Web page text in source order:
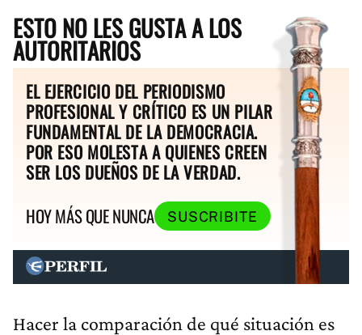
ESTO NO LES GUSTA A LOS
AUTORITARIOS
EL EJERCICIO DEL PERIODISMO
PROFESIONAL Y CRÍTICO ES UN PILAR
FUNDAMENTAL DE LA DEMOCRACIA.
POR ESO MOLESTA A QUIENES CREEN
SER LOS DUEÑOS DE LA VERDAD.
HOY MÁS QUE NUNCA
SUSCRIBITE
Hacer la comparación de qué situación es